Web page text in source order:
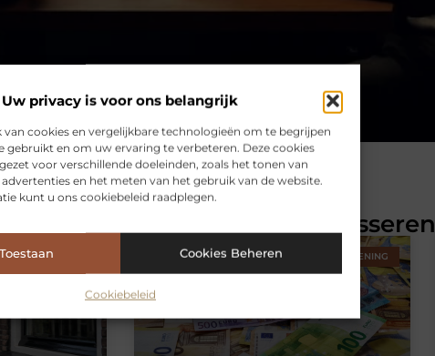
Uw privacy is voor ons belangrijk
cookies en vergelijkbare technologieën om te begrijpen
gebruikt en om uw ervaring te verbeteren. Deze cookies
voor verschillende doeleinden, zoals het tonen van
en het meten van het gebruik van de website.
kunt u ons cookiebeleid raadplegen.
Cookies Beheren
Cookiebeleid
die u mogelijk interesseren
WONINGEN ZAKELIJKE DIENSTVERLENING